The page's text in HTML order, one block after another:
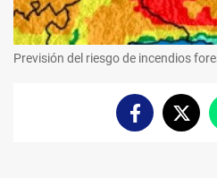
Previsión del riesgo de incendios
Facebook